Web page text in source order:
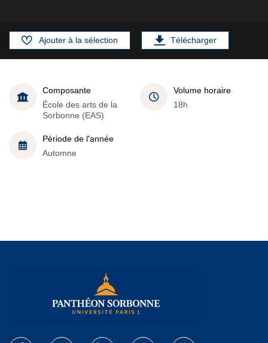
Ajouter à la sélection Télécharger
Composante
École des arts de la
Sorbonne (EAS)
Volume horaire
18h
Période de l'année
Automne